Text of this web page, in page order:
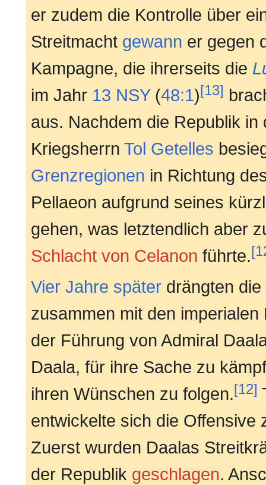
er zudem die Kontrolle über
Streitmacht gewann er gegen
Kampagne, die ihrerseits die
im Jahr 13 NSY(48:1)[13]
aus. Nachdem die Republik
Kriegsherrn Tol Getelles
Grenzregionen in Richtung
Pellaeon aufgrund seines
gehen, was letztendlich aber
Schlacht von Celanon führte.
Vier Jahre später drängten
zusammen mit den
der Führung von Admiral
Daala, für ihre Sache zu
ihren Wünschen zu folgen.[12]
entwickelte sich die Offensive
Zuerst wurden Daalas
der Republik geschlagen.